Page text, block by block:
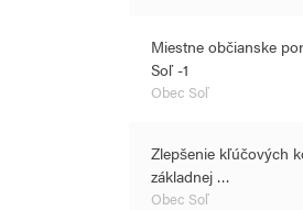
Miestne občianske
Soľ -1
Obec Soľ
Zlepšenie kľúčových
základnej …
Obec Soľ